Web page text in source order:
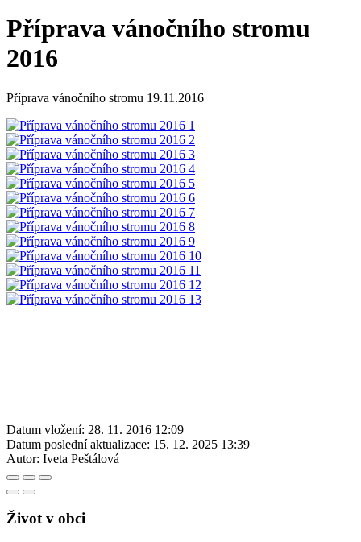
Příprava vánočního stromu
2016
Příprava vánočního stromu 19.11.2016
Datum vložení: 28. 11. 2016 12:09
Datum poslední aktualizace: 15. 12. 2025 13:39
Autor: Iveta Peštálová
Život v obci